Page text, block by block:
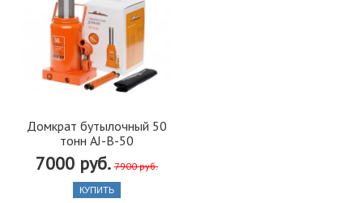
Домкрат бутылочный 50
тонн AJ-B-50
7000 руб. 7900 руб.
КУПИТЬ